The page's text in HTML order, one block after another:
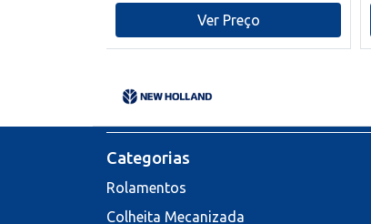
Ver Preço
Categorias
Rolamentos
Colheita Mecanizada